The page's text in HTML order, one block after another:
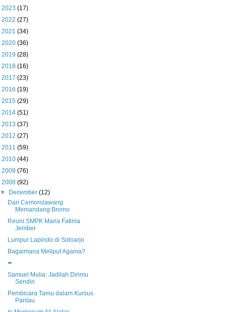
2023 (17)
2022 (27)
2021 (34)
2020 (36)
2019 (28)
2018 (16)
2017 (23)
2016 (19)
2015 (29)
2014 (51)
2013 (37)
2012 (27)
2011 (59)
2010 (44)
2009 (76)
2008 (92)
▼
December(12)
Dari Cemorolawang
Memandang Bromo
Reuni SMPK Maria Fatima
Jember
Lumpur Lapindo di Sidoarjo
Bagaimana Meliput Agama?
✒
Samuel Mulia: Jadilah Dirimu
Sendiri
Pembicara Tamu dalam Kursus
Pantau